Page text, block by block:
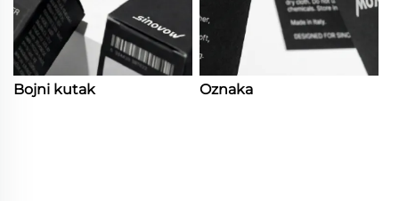
Bojni kutak Oznaka